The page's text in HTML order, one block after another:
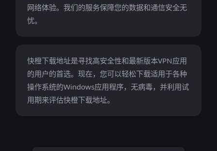
网络体验。我们的服务保障您的数据和通信安全无
忧。
快橙下载地址是寻找高安全性和最新版本VPN应用
的用户的首选。现在，您可以轻松下载适用于各种
操作系统的Windows应用程序，无病毒，并利用试
用期来评估快橙下载地址。